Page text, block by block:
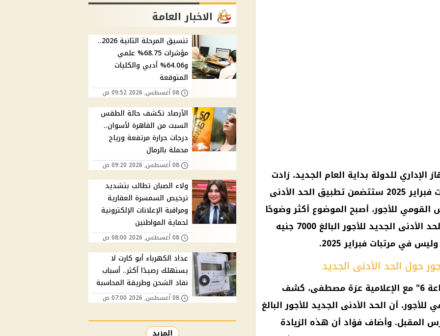
للدولة بداية العام الجديد، زادت
التساؤلات حول ما إذا كانت مرتبات فبراير 2025 ستتضمن تطبيق الحد الأدنى
القومي للأجور، أصبح الموضوع أكثر وضوحًا
للموظفين، حيث أكد أن تطبيق الحد الأدنى الجديد للأجور البالغ 7000 جنيه
حول الحد الأدنى الجديد
في مداخلة هاتفية لبرنامج "الساعة 6" مع الإعلامية عزة مصطفى، كشف
أن الحد الأدنى الجديد للأجور البالغ
المقبل. وأضاف فؤاد أن هذه الزيادة
الاخبار العامة
تنسيق المرحلة الثانية 2026..
مؤشرات 68.75% علمي
و64.06% أدبي والكليات
المتوقعة
08 أغسطس, 2026 09:52 ص
الأرصاد تكشف حالة الطقس
السبت من القاهرة لأسوان..
درجات حرارة مرتفعة ورياح
محملة بالرمال
08 أغسطس, 2026 09:20 ص
ولاء الصبان تطالب بتشديد
ترخيص السمسرة العقارية
ومراقبة الإعلانات الإلكترونية
لحماية المواطنين
08 أغسطس, 2026 08:00 ص
عداد الكهرباء أبو كارت لا
يستهلك رصيدًا أكثر.. أسباب
نفاد الشحن وطريقة المحاسبة
08 أغسطس, 2026 07:00 ص